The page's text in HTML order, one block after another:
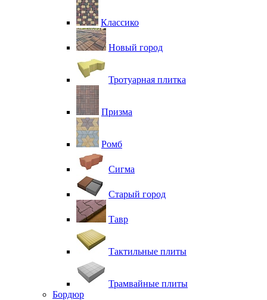
Классико
Новый город
Тротуарная плитка
Призма
Ромб
Сигма
Старый город
Тавр
Тактильные плиты
Трамвайные плиты
Бордюр